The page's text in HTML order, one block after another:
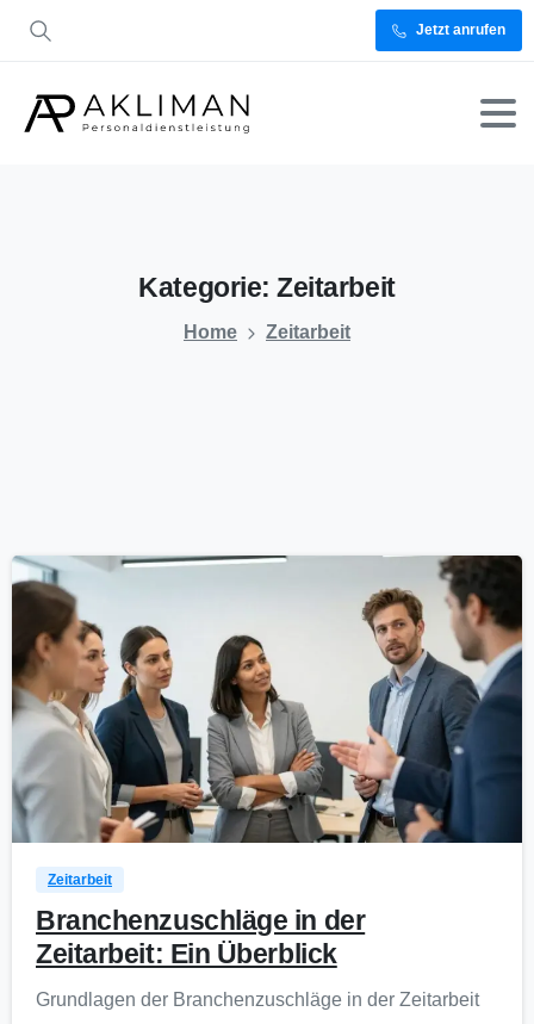
Jetzt anrufen
Kategorie: Zeitarbeit
Home Zeitarbeit
Zeitarbeit
Branchenzuschläge in der
Zeitarbeit: Ein Überblick
Grundlagen der Branchenzuschläge in der Zeitarbeit